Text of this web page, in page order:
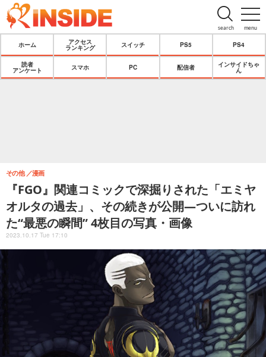
menu
search
ホーム
アクセス
ランキング
スイッチ PS5 PS4
読者
アンケート
スマホ PC 配信者
インサイドちゃ
ん
『FGO』関連コミックで深掘りされた「エミヤ
オルタの過去」、その続きが公開―ついに訪れ
た“最悪の瞬間” 4枚目の写真・画像
その他 漫画
2023.10.17 Tue 17:10